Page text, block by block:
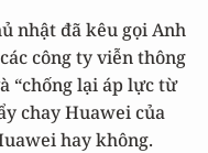
nhật đã kêu gọi Anh
công ty viễn thông
“chống lại áp lực từ
chay Huawei của
hay không.